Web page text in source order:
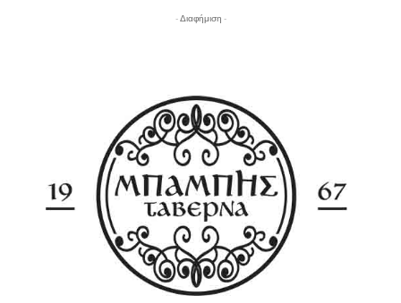
- Διαφήμιση -